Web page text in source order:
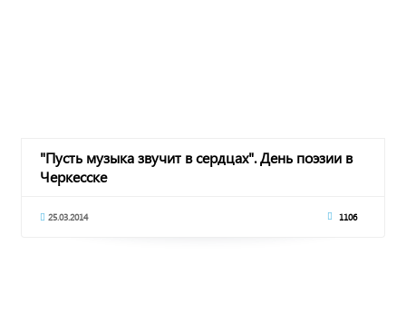
"Пусть музыка звучит в сердцах". День поэзии в
Черкесске
25.03.2014 1106